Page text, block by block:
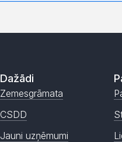
Dažādi
Zemesgrāmata
CSDD
Jauni uzņēmumi